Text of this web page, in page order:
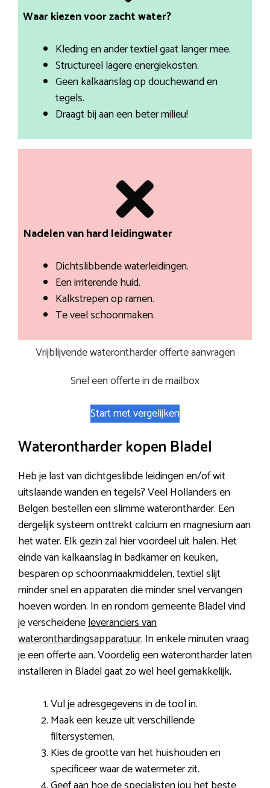
Waar kiezen voor zacht water?
Kleding en ander textiel gaat langer mee.
Structureel lagere energiekosten.
Geen kalkaanslag op douchewand en
tegels.
Draagt bij aan een beter milieu!
Nadelen van hard leidingwater
Dichtslibbende waterleidingen.
Een irriterende huid.
Kalkstrepen op ramen.
Te veel schoonmaken.
Vrijblijvende waterontharder offerte aanvragen
Snel een offerte in de mailbox
Start met vergelijken
Waterontharder kopen Bladel
Heb je last van dichtgeslibde leidingen en/of wit
uitslaande wanden en tegels? Veel Hollanders en
Belgen bestellen een slimme waterontharder. Een
dergelijk systeem onttrekt calcium en magnesium aan
het water. Elk gezin zal hier voordeel uit halen. Het
einde van kalkaanslag in badkamer en keuken,
besparen op schoonmaakmiddelen, textiel slijt
minder snel en apparaten die minder snel vervangen
hoeven worden. In en rondom gemeente Bladel vind
je verscheideneleveranciers van
wateronthardingsapparatuur. In enkele minuten vraag
je een offerte aan. Voordelig een waterontharder laten
installeren in Bladel gaat zo wel heel gemakkelijk.
Vul je adresgegevens in de tool in.
Maak een keuze uit verschillende
filtersystemen.
Kies de grootte van het huishouden en
specificeer waar de watermeter zit.